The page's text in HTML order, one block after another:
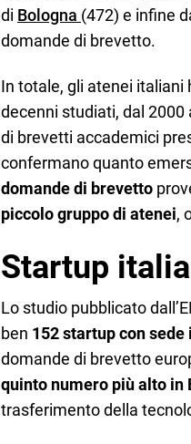
di Bologna (472) e infine
domande di brevetto.
In totale, gli atenei italiani
decenni studiati, dal 2000
di brevetti accademici
confermano quanto
domande di brevetto
piccolo gruppo di atenei,
Startup
Lo studio pubblicato
ben 152 startup con sede
domande di brevetto
quinto numero più alto in
trasferimento della